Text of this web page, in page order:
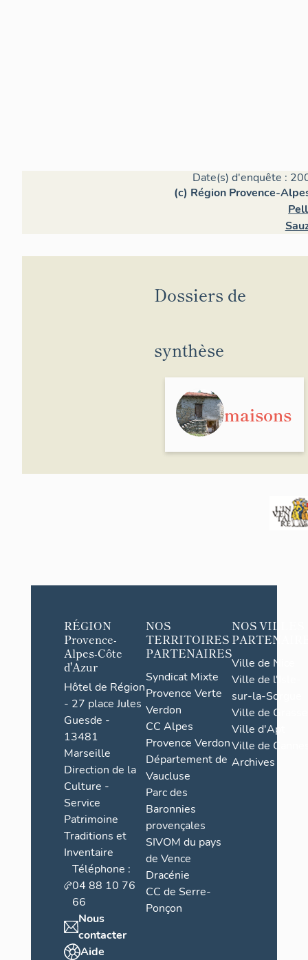
Date(s) d'enquête :
(c) Région Provence-
Dossiers de
synthèse
maisons
RÉGION
Provence-
Alpes-Côte
d'Azur
Hôtel de Région
- 27 place Jules
Guesde -
13481
Marseille
Direction de la
Culture -
Service
Patrimoine
Traditions et
Inventaire
Téléphone :
04 88 10 76
66
Nous
contacter
Aide
NOS
TERRITOIRES
PARTENAIRES
Syndicat Mixte
Provence Verte
Verdon
CC Alpes
Provence Verdon
Département de
Vaucluse
Parc des
Baronnies
provençales
SIVOM du pays
de Vence
Dracénie
CC de Serre-
Ponçon
NOS VILLES
Ville de Nice
Ville de l'Isle-
sur-la-Sorgue
Ville de Grasse
Ville d'Apt
Ville de
Archives